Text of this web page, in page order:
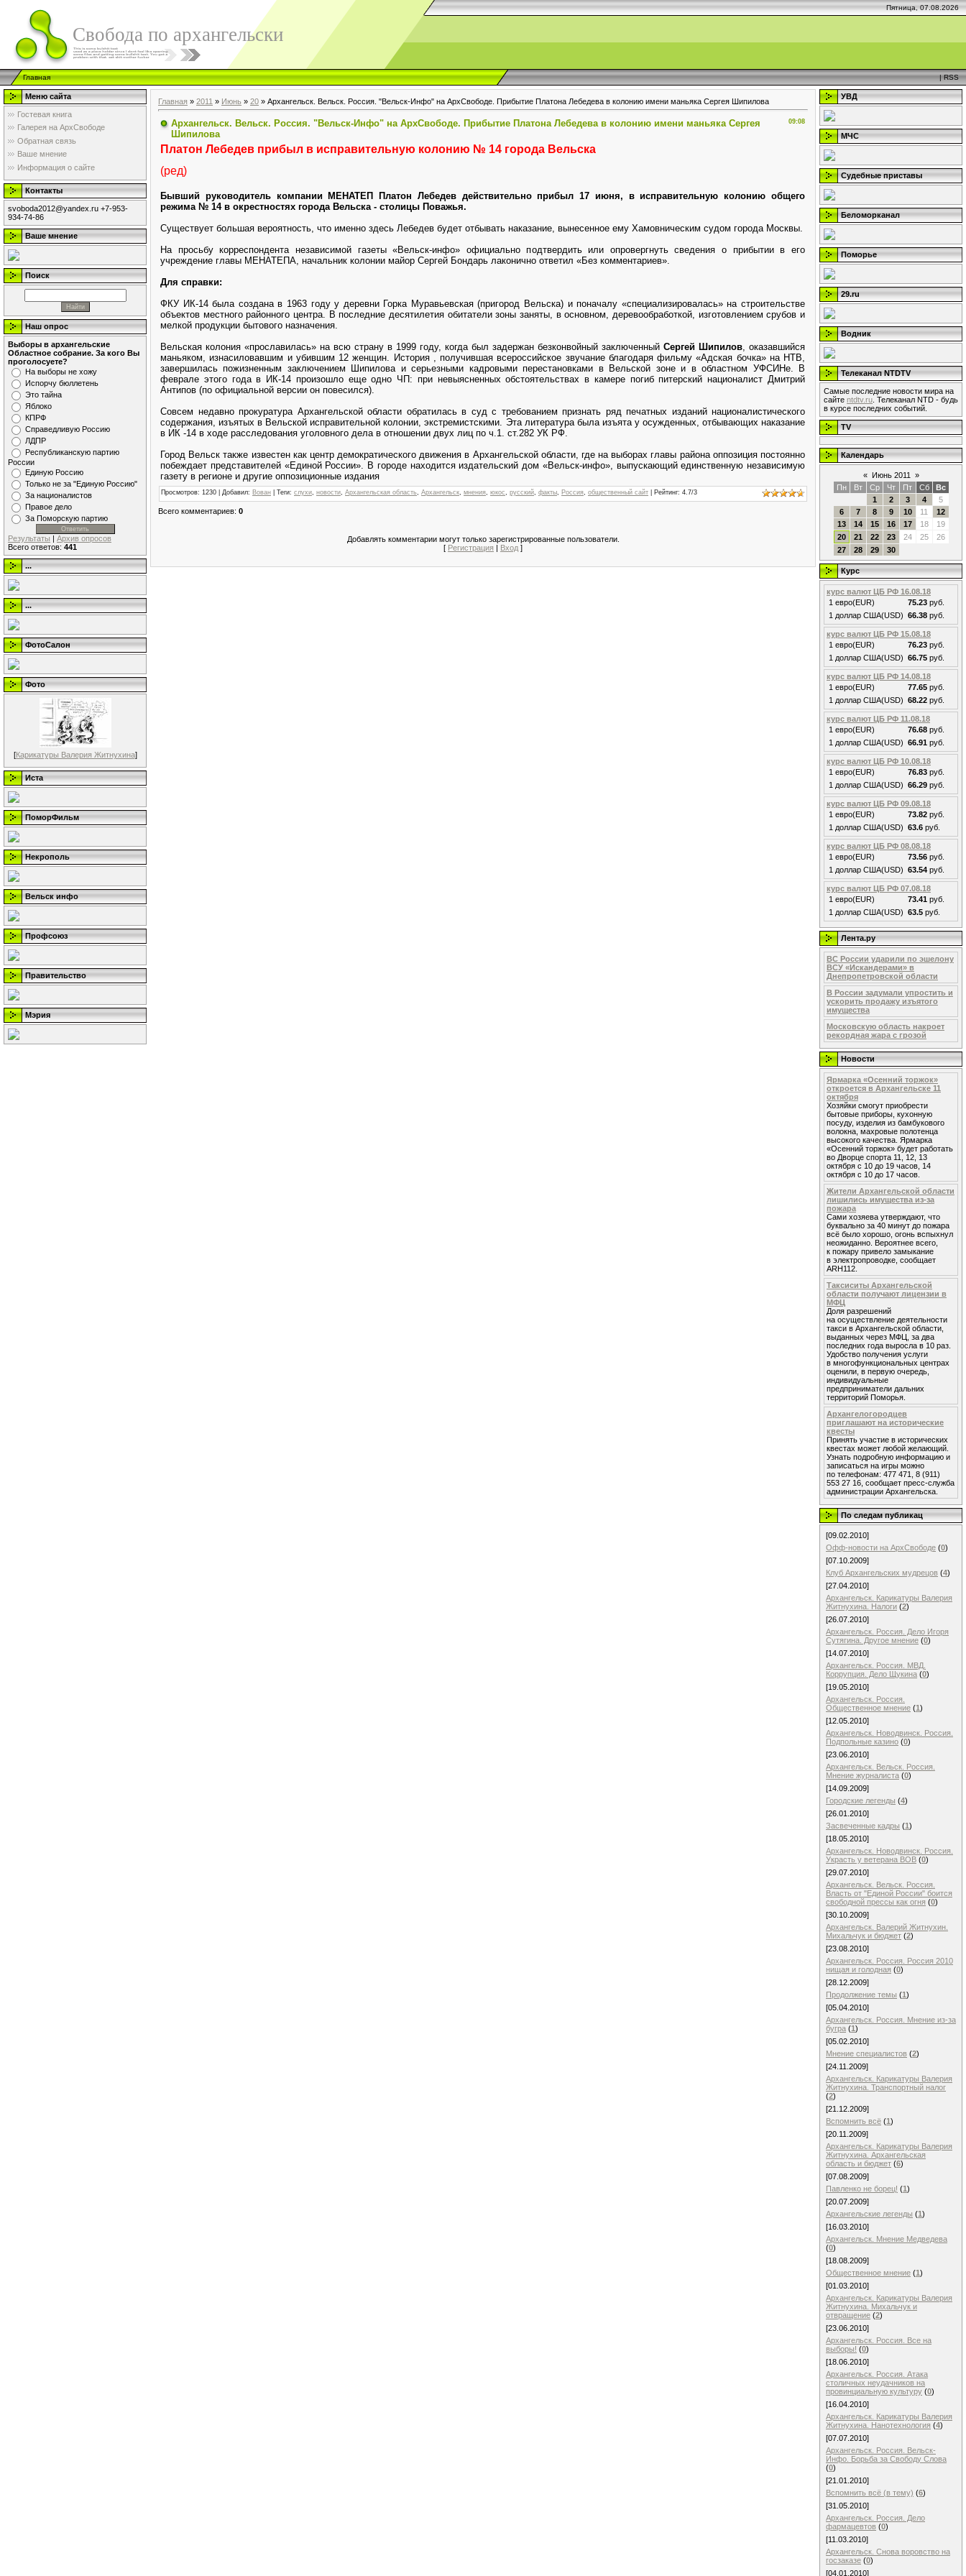
Пятница, 07.08.2026
Свобода по архангельски
Главная |RSS
Меню сайта
Гостевая книга
Галерея на АрхСвободе
Обратная связь
Ваше мнение
Информация о сайте
Контакты
svoboda2012@yandex.ru +7-953-
934-74-86
Ваше мнение
Поиск
Наш опрос
Выборы в архангельские
Областное собрание. За кого Вы
проголосуете?
На выборы не хожу
Испорчу бюллетень
Это тайна
Яблоко
КПРФ
Справедливую Россию
ЛДПР
Республиканскую партию
России
Единую Россию
Только не за "Единую Россию"
За националистов
Правое дело
За Поморскую партию
Результаты | Архив опросов
Всего ответов: 441
...
...
ФотоСалон
Фото
[Карикатуры Валерия Житнухина]
Иста
ПоморФильм
Некрополь
Вельск инфо
Профсоюз
Правительство
Мэрия
Главная » 2011 » Июнь » 20 » Архангельск. Вельск. Россия. "Вельск-Инфо" на АрхСвободе. Прибытие Платона Лебедева в колонию имени маньяка Сергея Шипилова
09:08
Архангельск. Вельск. Россия. "Вельск-Инфо" на АрхСвободе. Прибытие Платона Лебедева в колонию имени маньяка Сергея
Шипилова
Платон Лебедев прибыл в исправительную колонию № 14 города Вельска
(ред)
Бывший руководитель компании МЕНАТЕП Платон Лебедев действительно прибыл 17 июня, в исправительную колонию общего
режима № 14 в окрестностях города Вельска - столицы Поважья.
Существует большая вероятность, что именно здесь Лебедев будет отбывать наказание, вынесенное ему Хамовническим судом города Москвы.
На просьбу корреспондента независимой газеты «Вельск-инфо» официально подтвердить или опровергнуть сведения о прибытии в его
учреждение главы МЕНАТЕПА, начальник колонии майор Сергей Бондарь лаконично ответил «Без комментариев».
Для справки:
ФКУ ИК-14 была создана в 1963 году у деревни Горка Муравьевская (пригород Вельска) и поначалу «специализировалась» на строительстве
объектов местного районного центра. В последние десятилетия обитатели зоны заняты, в основном, деревообработкой, изготовлением срубов и
мелкой продукции бытового назначения.
Вельская колония «прославилась» на всю страну в 1999 году, когда был задержан безконвойный заключенный Сергей Шипилов , оказавшийся
маньяком, изнасиловавшим и убившим 12 женщин. История , получившая всероссийское звучание благодаря фильму «Адская бочка» на НТВ,
завершилась пожизненным заключением Шипилова и серьезными кадровыми перестановками в Вельской зоне и в областном УФСИНе. В
феврале этого года в ИК-14 произошло еще одно ЧП: при невыясненных обстоятельствах в камере погиб питерский националист Дмитрий
Антипов (по официальной версии он повесился).
Совсем недавно прокуратура Архангельской области обратилась в суд с требованием признать ряд печатных изданий националистического
содержания, изъятых в Вельской исправительной колонии, экстремистскими. Эта литература была изъята у осужденных, отбывающих наказание
в ИК -14 в ходе расследования уголовного дела в отношении двух лиц по ч.1. ст.282 УК РФ.
Город Вельск также известен как центр демократического движения в Архангельской области, где на выборах главы района оппозиция постоянно
побеждает представителей «Единой России». В городе находится издательский дом «Вельск-инфо», выпускающий единственную независимую
газету в регионе и другие оппозиционные издания
Просмотров: 1230 | Добавил: Вован Теги: слухи новости Архангельская область Архангельск мнения юкос русский факты Россия общественный сайт Рейтинг: 4.7/3
Всего комментариев: 0
Добавлять комментарии могут только зарегистрированные пользователи.
[ Регистрация | Вход ]
УВД
МЧС
Судебные приставы
Беломорканал
Поморье
29.ru
Водник
Телеканал NTDTV
Самые последние новости мира на
сайте ntdtv.ru . Телеканал NTD - будь
в курсе последних событий.
TV
Календарь
« Июнь 2011
»
Пн
Вт Ср Чт Пт Сб
Вс
1
2 3 4
5
6
7 8 9 10 11
12
13
14 15 16 17 18
19
20
21 22 23 24 25
26
27
28 29 30
Курс
курс валют ЦБ РФ 16.08.18
1 евро(EUR)
75.23 руб.
1 доллар США(USD) 66.38 руб.
курс валют ЦБ РФ 15.08.18
1 евро(EUR)
76.23 руб.
1 доллар США(USD) 66.75 руб.
курс валют ЦБ РФ 14.08.18
1 евро(EUR)
77.65 руб.
1 доллар США(USD) 68.22 руб.
курс валют ЦБ РФ 11.08.18
1 евро(EUR)
76.68 руб.
1 доллар США(USD) 66.91 руб.
курс валют ЦБ РФ 10.08.18
1 евро(EUR)
76.83 руб.
1 доллар США(USD) 66.29 руб.
курс валют ЦБ РФ 09.08.18
1 евро(EUR)
73.82 руб.
1 доллар США(USD) 63.6 руб.
курс валют ЦБ РФ 08.08.18
1 евро(EUR)
73.56 руб.
1 доллар США(USD) 63.54 руб.
курс валют ЦБ РФ 07.08.18
1 евро(EUR)
73.41 руб.
1 доллар США(USD) 63.5 руб.
Лента.ру
ВС России ударили по эшелону
ВСУ «Искандерами» в
Днепропетровской области
В России задумали упростить и
ускорить продажу изъятого
имущества
Московскую область накроет
рекордная жара с грозой
Новости
Ярмарка «Осенний торжок»
откроется в Архангельске 11
октября
Хозяйки смогут приобрести
бытовые приборы, кухонную
посуду, изделия из бамбукового
волокна, махровые полотенца
высокого качества. Ярмарка
«Осенний торжок» будет работать
во Дворце спорта 11, 12, 13
октября с 10 до 19 часов, 14
октября с 10 до 17 часов.
Жители Архангельской области
лишились имущества из-за
пожара
Сами хозяева утверждают, что
буквально за 40 минут до пожара
всё было хорошо, огонь вспыхнул
неожиданно. Вероятнее всего,
к пожару привело замыкание
в электропроводке, сообщает
ARH112.
Таксиситы Архангельской
области получают лицензии в
МФЦ
Доля разрешений
на осуществление деятельности
такси в Архангельской области,
выданных через МФЦ, за два
последних года выросла в 10 раз.
Удобство получения услуги
в многофункциональных центрах
оценили, в первую очередь,
индивидуальные
предприниматели дальних
территорий Поморья.
Архангелогородцев
приглашают на исторические
квесты
Принять участие в исторических
квестах может любой желающий.
Узнать подробную информацию и
записаться на игры можно
по телефонам: 477 471, 8 (911)
553 27 16, сообщает пресс-служба
администрации Архангельска.
По следам публикац
[09.02.2010]
Офф-новости на АрхСвободе (0)
[07.10.2009]
Клуб Архангельских мудрецов (4)
[27.04.2010]
Архангельск. Карикатуры Валерия
Житнухина. Налоги (2)
[26.07.2010]
Архангельск. Россия. Дело Игоря
Сутягина. Другое мнение (0)
[14.07.2010]
Архангельск. Россия. МВД.
Коррупция. Дело Щукина (0)
[19.05.2010]
Архангельск. Россия.
Общественное мнение (1)
[12.05.2010]
Архангельск. Новодвинск. Россия.
Подпольные казино (0)
[23.06.2010]
Архангельск. Вельск. Россия.
Мнение журналиста (0)
[14.09.2009]
Городские легенды (4)
[26.01.2010]
Засвеченные кадры (1)
[18.05.2010]
Архангельск. Новодвинск. Россия.
Украсть у ветерана ВОВ (0)
[29.07.2010]
Архангельск. Вельск. Россия.
Власть от "Единой России" боится
свободной прессы как огня (0)
[30.10.2009]
Архангельск. Валерий Житнухин.
Михальчук и бюджет (2)
[23.08.2010]
Архангельск. Россия. Россия 2010
нищая и голодная (0)
[28.12.2009]
Продолжение темы (1)
[05.04.2010]
Архангельск. Россия. Мнение из-за
бугра (1)
[05.02.2010]
Мнение специалистов (2)
[24.11.2009]
Архангельск. Карикатуры Валерия
Житнухина. Транспортный налог
(2)
[21.12.2009]
Вспомнить всё (1)
[20.11.2009]
Архангельск. Карикатуры Валерия
Житнухина. Архангельская
область и бюджет (6)
[07.08.2009]
Павленко не борец! (1)
[20.07.2009]
Архангельские легенды (1)
[16.03.2010]
Архангельск. Мнение Медведева
(0)
[18.08.2009]
Общественное мнение (1)
[01.03.2010]
Архангельск. Карикатуры Валерия
Житнухина. Михальчук и
отвращение (2)
[23.06.2010]
Архангельск. Россия. Все на
выборы! (0)
[18.06.2010]
Архангельск. Россия. Атака
столичных неудачников на
провинциальную культуру (0)
[16.04.2010]
Архангельск. Карикатуры Валерия
Житнухина. Нанотехнология (4)
[07.07.2010]
Архангельск. Россия. Вельск-
Инфо. Борьба за Свободу Слова
(0)
[21.01.2010]
Вспомнить всё (в тему) (6)
[31.05.2010]
Архангельск. Россия. Дело
фармацевтов (0)
[11.03.2010]
Архангельск. Снова воровство на
госзаказе (0)
[04.01.2010]